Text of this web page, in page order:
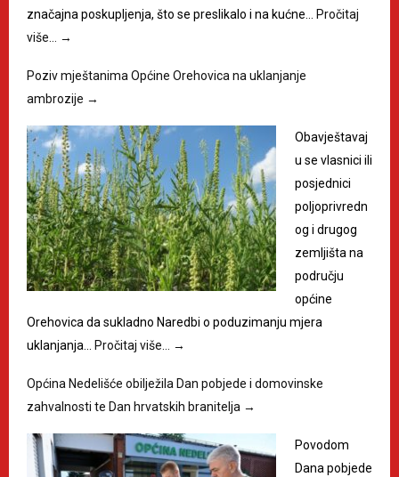
značajna poskupljenja, što se preslikalo i na kućne…
Pročitaj
više…
→
Poziv mještanima Općine Orehovica na uklanjanje
ambrozije →
Obavještavaj
u se vlasnici ili
posjednici
poljoprivredn
og i drugog
zemljišta na
području
općine
Orehovica da sukladno Naredbi o poduzimanju mjera
uklanjanja…
Pročitaj više… →
Općina Nedelišće obilježila Dan pobjede i domovinske
zahvalnosti te Dan hrvatskih branitelja →
Povodom
Dana pobjede